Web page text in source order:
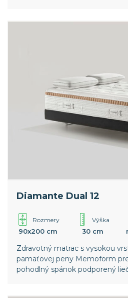
Diamante Dual 12
Rozmery
90x200 cm
Výška
30 cm
Zdravotný matrac s vysokou
pamäťovej peny Memoform
pohodlný spánok podporený